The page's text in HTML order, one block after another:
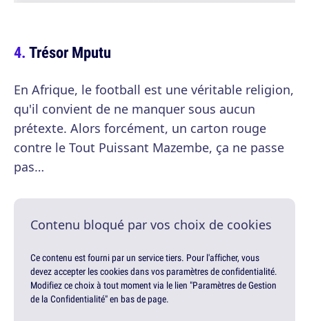
Trésor Mputu
En Afrique, le football est une véritable religion,
qu'il convient de ne manquer sous aucun
prétexte. Alors forcément, un carton rouge
contre le Tout Puissant Mazembe, ça ne passe
pas…
Contenu bloqué par vos choix de cookies
Ce contenu est fourni par un service tiers. Pour l'afficher, vous
devez accepter les cookies dans vos paramètres de confidentialité.
Modifiez ce choix à tout moment via le lien "Paramètres de Gestion
de la Confidentialité" en bas de page.